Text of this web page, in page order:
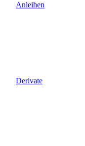
Anleihen
Derivate